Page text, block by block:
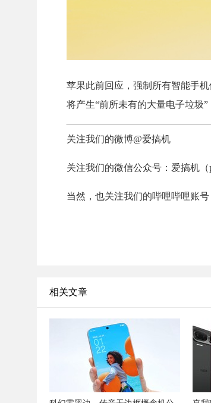
苹果此前回应，强制所有智能手
将产生“前所未有的大量电子垃圾”
关注我们的微博@爱搞机
关注我们的微信公众号：爱搞机（
当然，也关注我们的哔哩哔哩账
相关文章